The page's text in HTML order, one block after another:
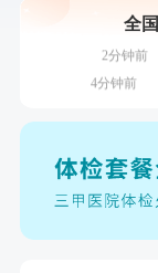
全
2分钟
2分钟前
4分钟前
6分钟前
7分钟前
毛**
购